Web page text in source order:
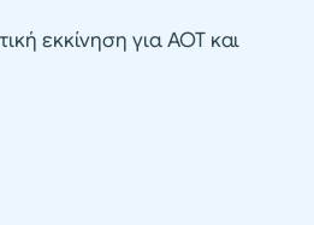
εκκίνηση για ΑΟΤ και